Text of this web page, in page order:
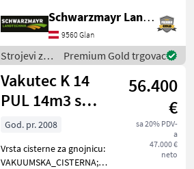
Fassdurchmesser - mit
hinteren Deckel 1.000mm
ausschwenkbar - mit
Schwallwand - mit Schla
Schwarzmayr Landtechnik GmbH - Glan
9560 Glan
Strojevi za
đubrenje,
gnojenje i
navodnjavanje
/ Vakutec
Premium Gold trgovac
Vakutec K 14
PUL 14m3 s
vučnim crijevom
od 15m
56.400
€
sa 20% PDV-
a
47.000 €
neto
God. pr. 2008
Vrsta cisterne za gnojnicu:
VAKUUMSKA_CISTERNA;